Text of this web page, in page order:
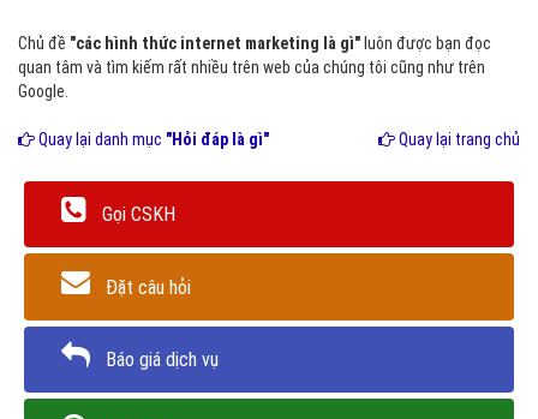
Chủ đề "các hình thức internet marketing là gì" luôn được bạn đọc
quan tâm và tìm kiếm rất nhiều trên web của chúng tôi cũng như trên
Google.
Quay lại danh mục "Hỏi đáp là gì" Quay lại trang chủ
Gọi CSKH
Đặt câu hỏi
Báo giá dịch vụ